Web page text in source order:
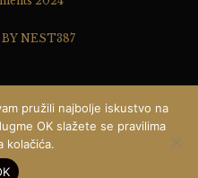
NEST387
pružili najbolje iskustvo na
OK slažete se pravilima
kolačića.